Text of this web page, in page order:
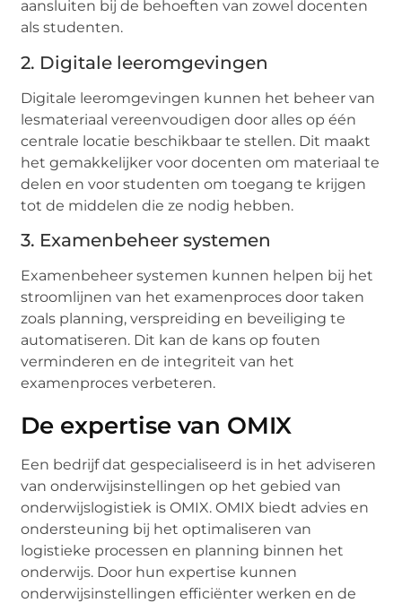
aansluiten bij de behoeften van zowel docenten
als studenten.
2. Digitale leeromgevingen
Digitale leeromgevingen kunnen het beheer van
lesmateriaal vereenvoudigen door alles op één
centrale locatie beschikbaar te stellen. Dit maakt
het gemakkelijker voor docenten om materiaal te
delen en voor studenten om toegang te krijgen
tot de middelen die ze nodig hebben.
3. Examenbeheer systemen
Examenbeheer systemen kunnen helpen bij het
stroomlijnen van het examenproces door taken
zoals planning, verspreiding en beveiliging te
automatiseren. Dit kan de kans op fouten
verminderen en de integriteit van het
examenproces verbeteren.
De expertise van OMIX
Een bedrijf dat gespecialiseerd is in het adviseren
van onderwijsinstellingen op het gebied van
onderwijslogistiek is OMIX. OMIX biedt advies en
ondersteuning bij het optimaliseren van
logistieke processen en planning binnen het
onderwijs. Door hun expertise kunnen
onderwijsinstellingen efficiënter werken en de